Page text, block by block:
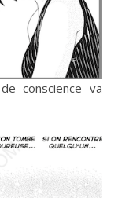
conscience va